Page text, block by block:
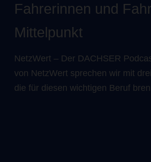
Fahrerinnen und
Mittelpunkt
NetzWert – Der DACHSER
von NetzWert sprechen wir mit
die für diesen wichtigen Beruf